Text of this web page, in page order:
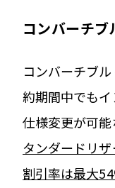
コンバーチブ
コンバーチブ
約期間中でも
仕様変更が可能
タンダードリ
割引率は最大